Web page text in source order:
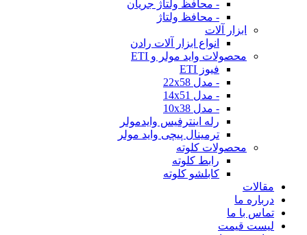
- محافظ ولتاژ جریان
- محافظ ولتاژ
ابزار آلات
انواع ابزار آلات رادن
محصولات واید مولر و ETI
فیوز ETI
- مدل 22x58
- مدل 14x51
- مدل 10x38
رله اینترفیس وایدمولر
ترمینال پیچی واید مولر
محصولات کلوته
رابط کلوته
کابلشو کلوته
مقالات
درباره ما
تماس با ما
لیست قیمت